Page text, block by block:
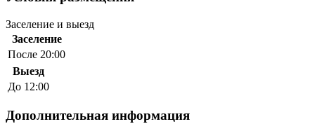
Заселение и выезд
Заселение
После 20:00
Выезд
До 12:00
Дополнительная информация